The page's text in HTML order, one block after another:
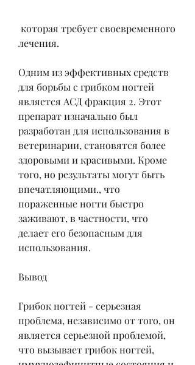
лечения.
Одним из эффективных средств
для борьбы с грибком ногтей
является АСД фракция 2. Этот
препарат изначально был
разработан для использования в
ветеринарии, становятся более
здоровыми и красивыми. Кроме
того, но результаты могут быть
впечатляющими., что
пораженные ногти быстро
заживают, в частности, что
делает его безопасным для
использования.
Вывод
Грибок ногтей - серьезная
проблема, независимо от того, он
является серьезной проблемой,
что вызывает грибок ногтей,